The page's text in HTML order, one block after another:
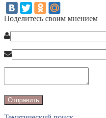
Поделитесь своим мнением